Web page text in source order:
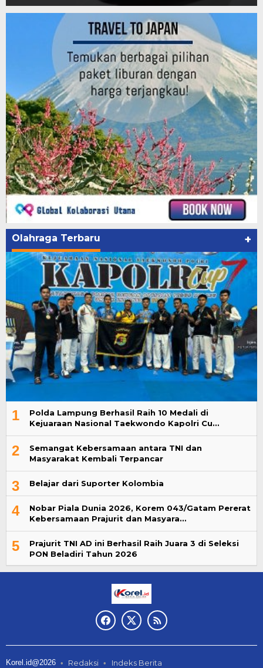
Olahraga Terbaru +
1
Polda Lampung Berhasil Raih 10 Medali di
Kejuaraan Nasional Taekwondo Kapolri Cu…
2
Semangat Kebersamaan antara TNI dan
Masyarakat Kembali Terpancar
3 Belajar dari Suporter Kolombia
4
Nobar Piala Dunia 2026, Korem 043/Gatam Pererat
Kebersamaan Prajurit dan Masyara…
5
Prajurit TNI AD ini Berhasil Raih Juara 3 di Seleksi
PON Beladiri Tahun 2026
Korel.id@2026 Redaksi Indeks Berita